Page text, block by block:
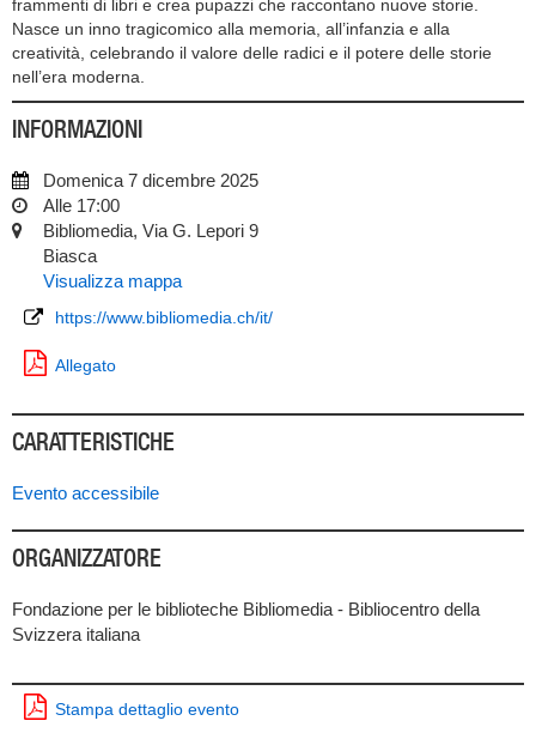
frammenti di libri e crea pupazzi che raccontano nuove storie.
Nasce un inno tragicomico alla memoria, all’infanzia e alla
creatività, celebrando il valore delle radici e il potere delle storie
nell’era moderna.
INFORMAZIONI
Domenica 7 dicembre 2025
Alle 17:00
Bibliomedia, Via G. Lepori 9
Biasca
Visualizza mappa
https://www.bibliomedia.ch/it/
Allegato
CARATTERISTICHE
Evento accessibile
ORGANIZZATORE
Fondazione per le biblioteche Bibliomedia - Bibliocentro della
Svizzera italiana
Stampa dettaglio evento